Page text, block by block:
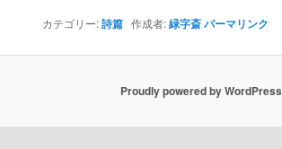
カテゴリー:詩篇 作成者:緑字斎パーマリンク
Proudly powered by WordPress